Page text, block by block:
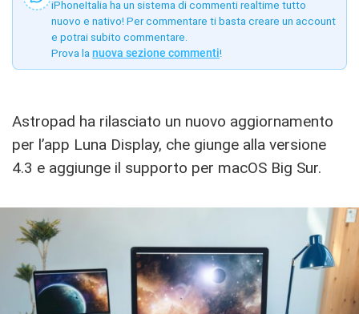
iPhoneItalia ha un sistema di commenti realtime tutto
nuovo e nativo! Per commentare ti basta creare un account
e potrai subito commentare.
Prova la nuova sezione commenti!
Astropad ha rilasciato un nuovo aggiornamento
per l’app Luna Display, che giunge alla versione
4.3 e aggiunge il supporto per macOS Big Sur.